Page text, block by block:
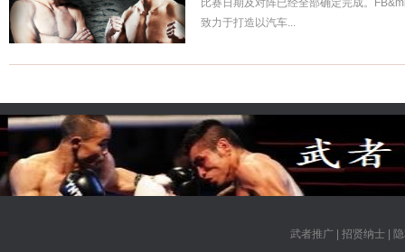
比赛日期及对阵已经全部确定完成。
致力于打造以汽车...
武者推广| 招贤纳士|